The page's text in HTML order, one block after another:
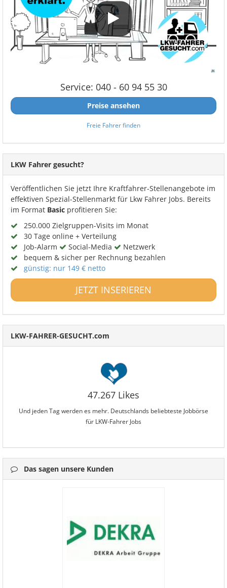
Service: 040 - 60 94 55 30
Preise ansehen
Freie Fahrer finden
LKW Fahrer gesucht?
Veröffentlichen Sie jetzt Ihre Kraftfahrer-Stellenangebote im
effektiven Spezial-Stellenmarkt für Lkw Fahrer Jobs. Bereits
im Format Basic profitieren Sie:
250.000 Zielgruppen-Visits im Monat
30 Tage online + Verteilung
Job-Alarm
Social-Media
Netzwerk
bequem & sicher per Rechnung bezahlen
günstig: nur 149 € netto
JETZT INSERIEREN
LKW-FAHRER-GESUCHT.com
47.267 Likes
Und jeden Tag werden es mehr. Deutschlands beliebteste Jobbörse
für LKW-Fahrer Jobs
Das sagen unsere Kunden